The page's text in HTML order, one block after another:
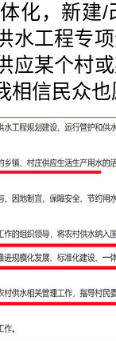
化，新建
水工程专
应某个村
相信民众